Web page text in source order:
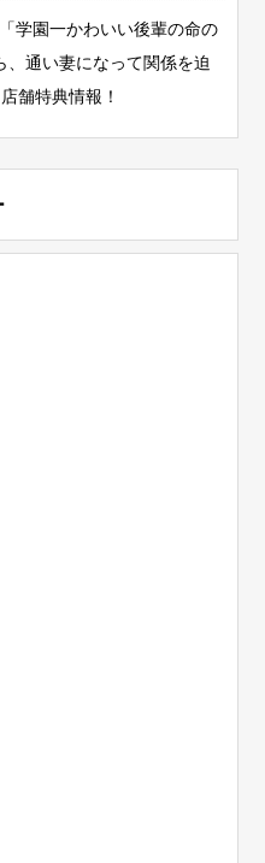
学園一かわいい後輩の命の
、通い妻になって関係を迫
舗特典情報！